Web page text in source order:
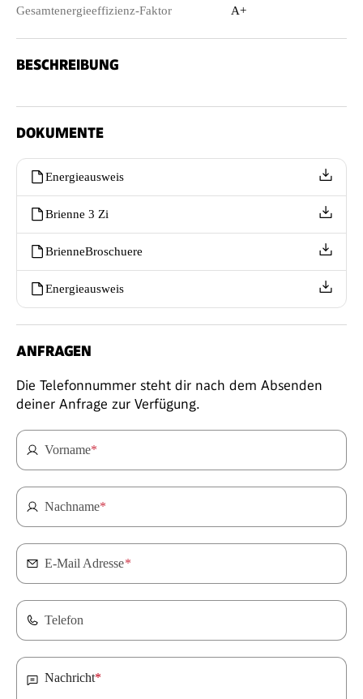
Gesamtenergieeffizienz-Faktor A+
BESCHREIBUNG
DOKUMENTE
Energieausweis
Brienne 3 Zi
BrienneBroschuere
Energieausweis
ANFRAGEN
Die Telefonnummer steht dir nach dem Absenden
deiner Anfrage zur Verfügung.
Vorname*
Nachname*
E-Mail Adresse*
Telefon
Nachricht*